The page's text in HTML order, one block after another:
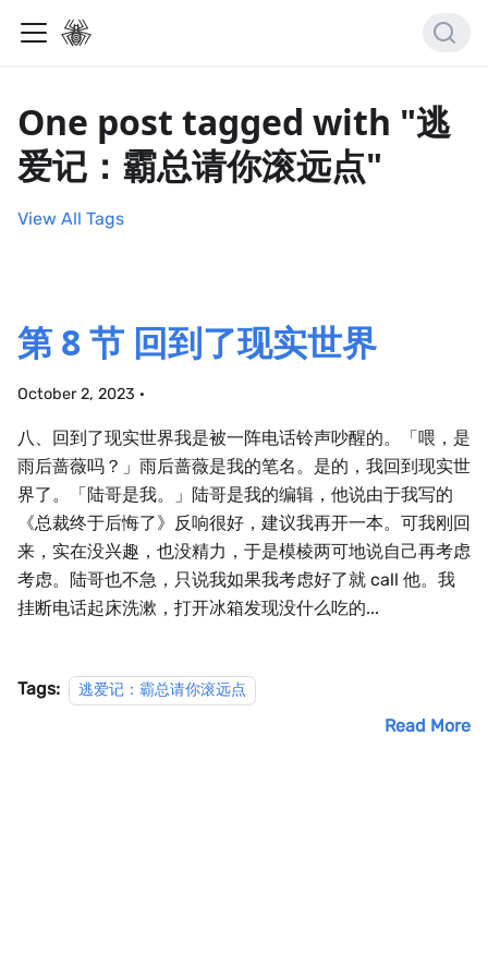
One post tagged with "逃
爱记：霸总请你滚远点"
View All Tags
第 8 节 回到了现实世界
October 2, 2023 ·
八、回到了现实世界我是被一阵电话铃声吵醒的。「喂，是
雨后蔷薇吗？」雨后蔷薇是我的笔名。是的，我回到现实世
界了。「陆哥是我。」陆哥是我的编辑，他说由于我写的
《总裁终于后悔了》反响很好，建议我再开一本。可我刚回
来，实在没兴趣，也没精力，于是模棱两可地说自己再考虑
考虑。陆哥也不急，只说我如果我考虑好了就 call 他。我
挂断电话起床洗漱，打开冰箱发现没什么吃的...
Tags: 逃爱记：霸总请你滚远点
Read More